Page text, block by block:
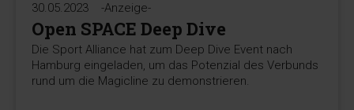
30.05.2023 -Anzeige-
Open SPACE Deep Dive
Die Sport Alliance hat zum Deep Dive Event nach
Hamburg eingeladen, um das Potenzial des Verbunds
rund um die Magicline zu demonstrieren.